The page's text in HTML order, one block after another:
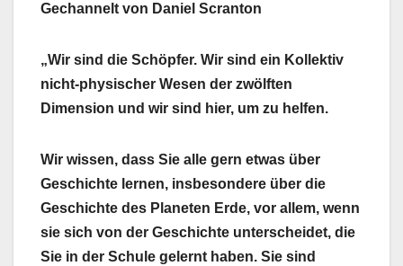
Gechannelt von Daniel Scranton
„Wir sind die Schöpfer. Wir sind ein Kollektiv
nicht-physischer Wesen der zwölften
Dimension und wir sind hier, um zu helfen.
Wir wissen, dass Sie alle gern etwas über
Geschichte lernen, insbesondere über die
Geschichte des Planeten Erde, vor allem, wenn
sie sich von der Geschichte unterscheidet, die
Sie in der Schule gelernt haben. Sie sind